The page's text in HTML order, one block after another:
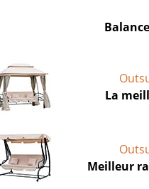
La
Meilleur